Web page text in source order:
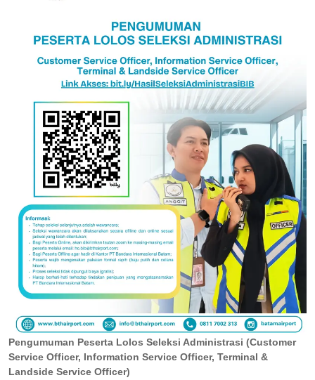
Pengumuman Peserta Lolos Seleksi Administrasi (Customer
Service Officer, Information Service Officer, Terminal &
Landside Service Officer)